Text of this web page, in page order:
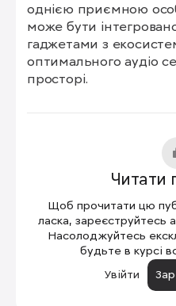
однією приємною
може бути
гаджетами з
оптимального аудіо
просторі.
Читати
Щоб прочитати цю
ласка, зареєструйтесь
Насолоджуйтесь
будьте в курсі
Увійти